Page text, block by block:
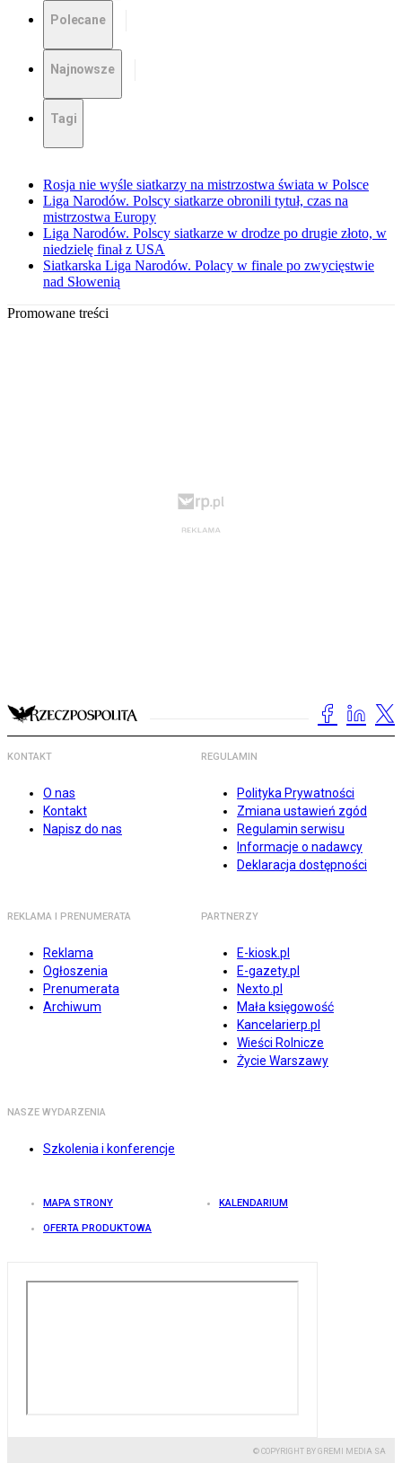
Polecane
Najnowsze
Tagi
Rosja nie wyśle siatkarzy na mistrzostwa świata w Polsce
Liga Narodów. Polscy siatkarze obronili tytuł, czas na
mistrzostwa Europy
Liga Narodów. Polscy siatkarze w drodze po drugie złoto, w
niedzielę finał z USA
Siatkarska Liga Narodów. Polacy w finale po zwycięstwie
nad Słowenią
Promowane treści
KONTAKT
O nas
Kontakt
Napisz do nas
REGULAMIN
Polityka Prywatności
Zmiana ustawień zgód
Regulamin serwisu
Informacje o nadawcy
Deklaracja dostępności
REKLAMA I PRENUMERATA
Reklama
Ogłoszenia
Prenumerata
Archiwum
PARTNERZY
E-kiosk.pl
E-gazety.pl
Nexto.pl
Mała księgowość
Kancelarierp.pl
Wieści Rolnicze
Życie Warszawy
NASZE WYDARZENIA
Szkolenia i konferencje
MAPA STRONY KALENDARIUM
OFERTA PRODUKTOWA
© COPYRIGHT BY GREMI MEDIA SA